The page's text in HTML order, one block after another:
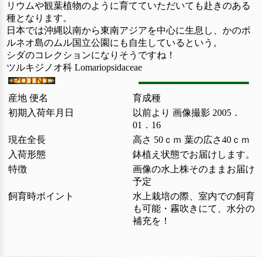
リウムや観葉植物のように育てていただいても赴きのある
種となります。
日本では沖縄以南から東南アジアを中心に生息し、かのボ
ルネオ島のムル国立公園にも自生しているという。
シダのコレクションになりそうですね！
ツルキジノオ科 Lomariopsidaceae
産地 便名
育成種
初期入荷年月日
以前より 画像撮影 2005．
01．16
現在全長
高さ 50ｃｍ 葉の広さ40ｃｍ
入荷形態
鉢植え状態でお届けします。
特徴
画像の水上株そのままお届け
予定
飼育時ポイント
水上栽培の際、室内での飼育
も可能・霧吹きにて、水分の
補充を！